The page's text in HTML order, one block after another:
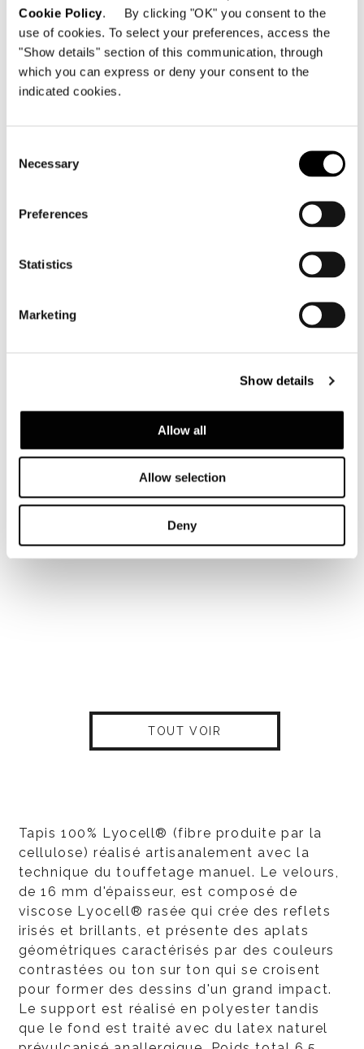
Cookie Policy. By clicking "OK" you consent to the
use of cookies. To select your preferences, access the
"Show details" section of this communication, through
which you can express or deny your consent to the
indicated cookies.
Selection
Necessary
Preferences
Statistics
Marketing
Show details
Allow all
Allow selection
Deny
TOUT VOIR
Tapis 100% Lyocell® (fibre produite par la
cellulose) réalisé artisanalement avec la
technique du touffetage manuel. Le velours,
de 16 mm d'épaisseur, est composé de
viscose Lyocell® rasée qui crée des reflets
irisés et brillants, et présente des aplats
géométriques caractérisés par des couleurs
contrastées ou ton sur ton qui se croisent
pour former des dessins d'un grand impact.
Le support est réalisé en polyester tandis
que le fond est traité avec du latex naturel